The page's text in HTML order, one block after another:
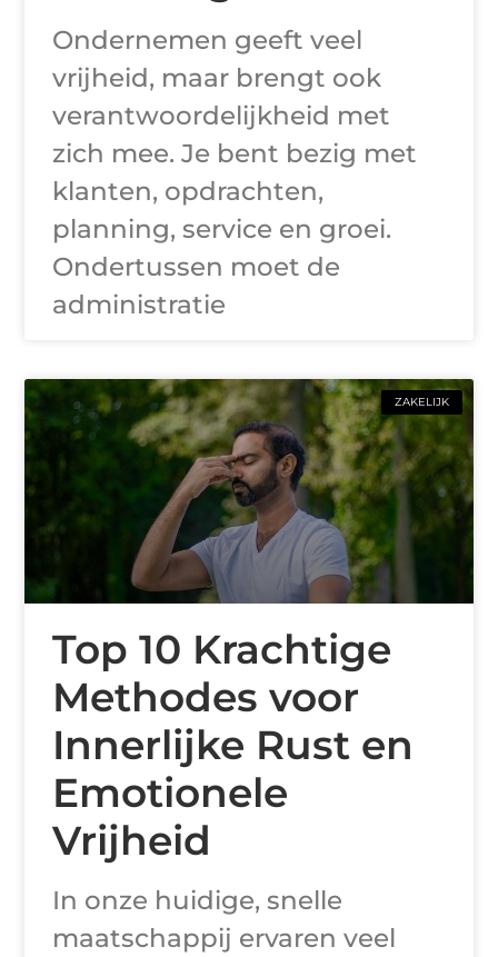
Ondernemen geeft veel
vrijheid, maar brengt ook
verantwoordelijkheid met
zich mee. Je bent bezig met
klanten, opdrachten,
planning, service en groei.
Ondertussen moet de
administratie
ZAKELIJK
Top 10 Krachtige
Methodes voor
Innerlijke Rust en
Emotionele
Vrijheid
In onze huidige, snelle
maatschappij ervaren veel